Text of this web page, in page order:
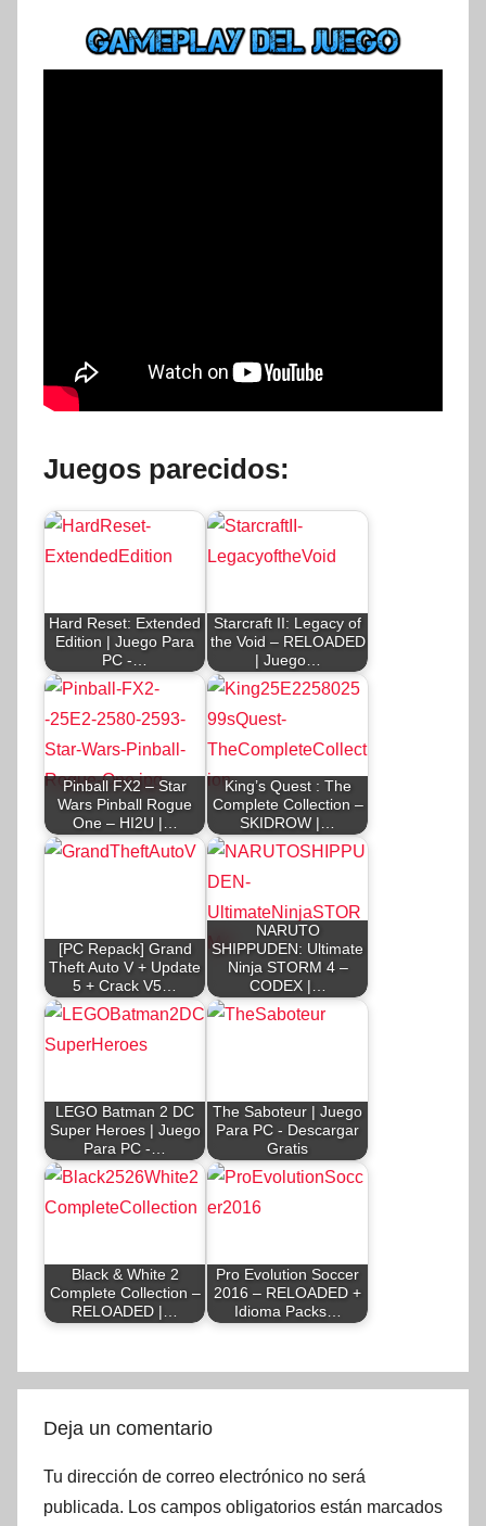
Juegos parecidos:
Hard Reset: Extended
Edition | Juego Para
PC -…
Starcraft II: Legacy of
the Void – RELOADED
| Juego…
Pinball FX2 – Star
Wars Pinball Rogue
One – HI2U |…
King’s Quest : The
Complete Collection –
SKIDROW |…
[PC Repack] Grand
Theft Auto V + Update
5 + Crack V5…
NARUTO
SHIPPUDEN: Ultimate
Ninja STORM 4 –
CODEX |…
LEGO Batman 2 DC
Super Heroes | Juego
Para PC -…
The Saboteur | Juego
Para PC - Descargar
Gratis
Black & White 2
Complete Collection –
RELOADED |…
Pro Evolution Soccer
2016 – RELOADED +
Idioma Packs…
Deja un comentario
Tu dirección de correo electrónico no será
publicada. Los campos obligatorios están marcados